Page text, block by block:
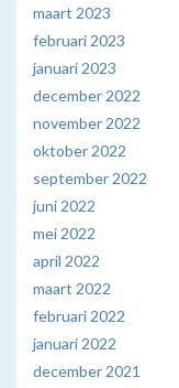
maart 2023
februari 2023
januari 2023
december 2022
november 2022
oktober 2022
september 2022
juni 2022
mei 2022
april 2022
maart 2022
februari 2022
januari 2022
december 2021